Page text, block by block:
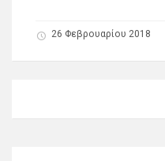
26 Φεβρουαρίου 2018